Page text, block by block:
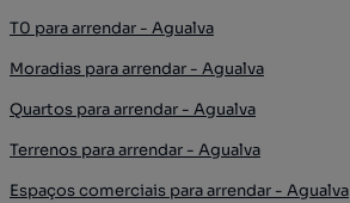
T0 para arrendar - Agualva
Moradias para arrendar - Agualva
Quartos para arrendar - Agualva
Terrenos para arrendar - Agualva
Espaços comerciais para arrendar - Agualva